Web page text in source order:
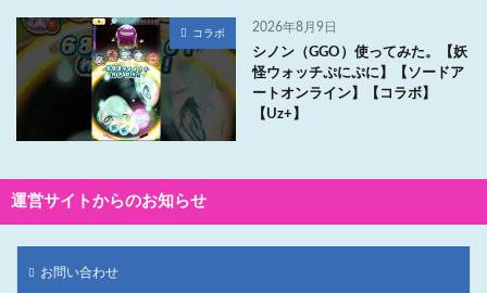
コラボ 2026年8月9日
シノン（GGO）使ってみた。【妖
怪ウォッチぷにぷに】【ソードア
ートオンライン】【コラボ】
【Uz+】
運営サイトからのお知らせ
お問い合わせ